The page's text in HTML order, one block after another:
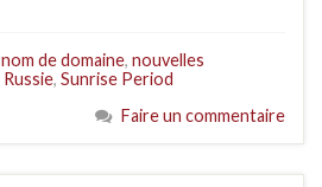
nom de domaine, nouvelles
Russie, Sunrise Period
Faire un commentaire